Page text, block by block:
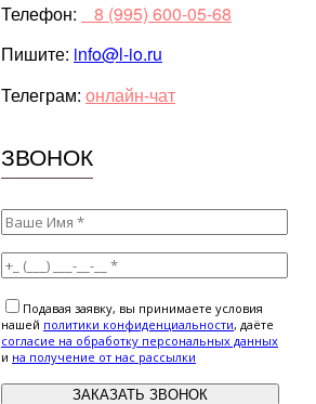
Телефон:
⠀8 (995) 600-05-68
Пишите: info@l-io.ru
Телеграм: онлайн-чат
ЗВОНОК
Подавая заявку, вы принимаете условия
нашей политики конфиденциальности, даёте
cогласие на обработку персональных данных
и на получение от нас рассылки